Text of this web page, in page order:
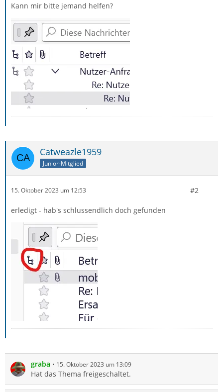
Kann mir bitte jemand helfen?
Catweazle1959
Junior-Mitglied
15. Oktober 2023 um 12:53 #2
erledigt - hab's schlussendlich doch gefunden
graba 15. Oktober 2023 um 13:09
Hat das Thema freigeschaltet.